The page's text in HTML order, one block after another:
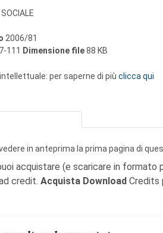
2006/81
111 Dimensione file88 KB
intellettuale: per saperne di più clicca qui
in anteprima la prima pagina di
acquistare (e scaricare in formato
credit. Acquista Download Credits